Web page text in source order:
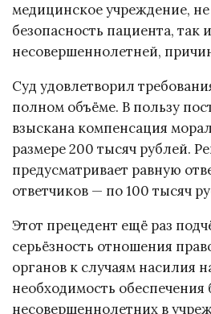
медицинское учреждение,
безопасность пациента, так
несовершеннолетней,
Суд удовлетворил
полном объёме. В пользу
взыскана компенсация
размере 200 тысяч рублей.
предусматривает равную
ответчиков — по 100 тысяч
Этот прецедент ещё раз
серьёзность отношения
органов к случаям насилия
необходимость обеспечения
несовершеннолетних в